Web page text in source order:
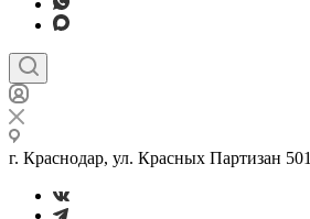
г. Краснодар, ул. Красных Партизан 501